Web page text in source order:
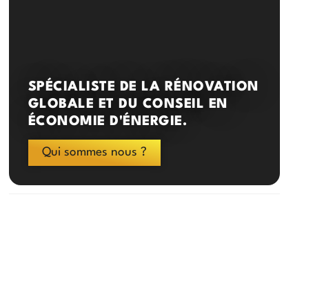
SPÉCIALISTE DE LA RÉNOVATION
GLOBALE ET DU CONSEIL EN
ÉCONOMIE D'ÉNERGIE.
Qui sommes nous ?